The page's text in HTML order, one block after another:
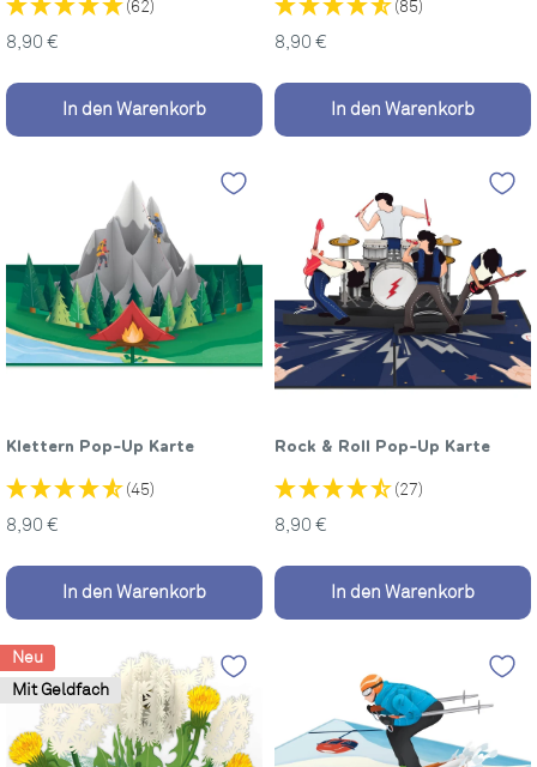
(62)
Sonderpreis
8,90 €
In den Warenkorb
(85)
Sonderpreis
8,90 €
In den Warenkorb
Klettern Pop-Up Karte
(45)
Sonderpreis
8,90 €
In den Warenkorb
Rock & Roll Pop-Up Karte
(27)
Sonderpreis
8,90 €
In den Warenkorb
Neu
Mit Geldfach